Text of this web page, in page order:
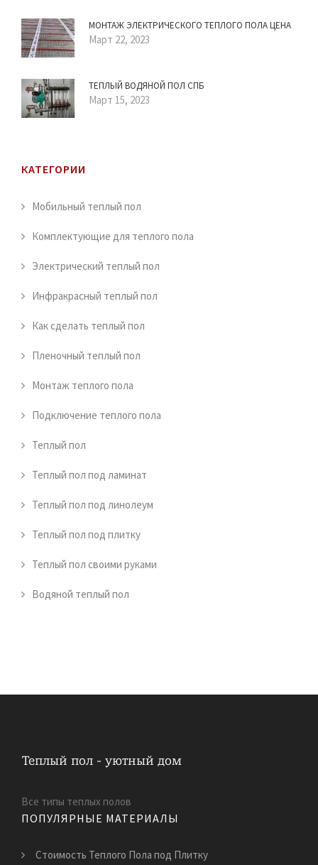
МОНТАЖ ЭЛЕКТРИЧЕСКОГО ТЕПЛОГО ПОЛА ЦЕНА
Март 22, 2023
ТЕПЛЫЙ ВОДЯНОЙ ПОЛ СПБ
Март 15, 2023
КАТЕГОРИИ
Мобильный теплый пол
Комплектующие для теплого пола
Электрический теплый пол
Инфракрасный теплый пол
Как сделать теплый пол
Пленочный теплый пол
Монтаж теплого пола
Подключение теплого пола
Теплый пол
Теплый пол под ламинат
Теплый пол под линолеум
Теплый пол под плитку
Теплый пол своими руками
Водяной теплый пол
Все типы теплых полов
ПОПУЛЯРНЫЕ МАТЕРИАЛЫ
Стоимость Теплого Пола под Плитку